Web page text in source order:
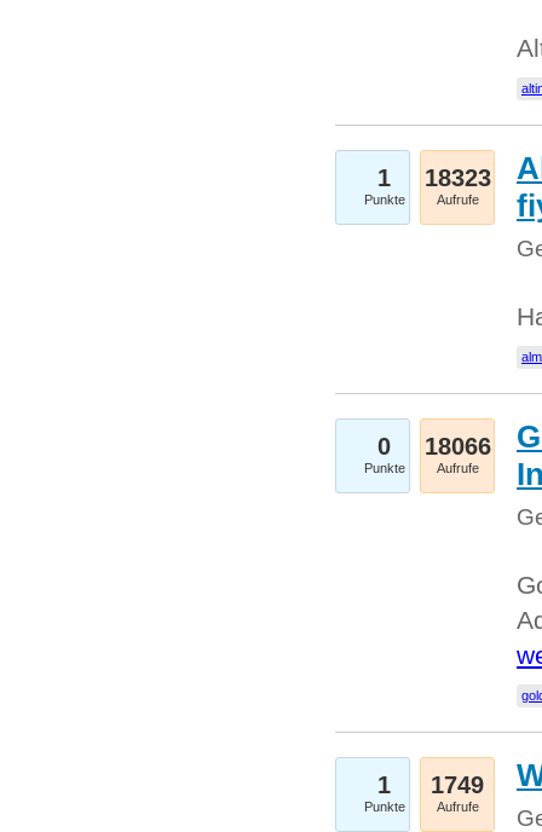
1
Punkte
18323
Aufrufe
0
Punkte
18066
Aufrufe
1
Punkte
1749
Aufrufe